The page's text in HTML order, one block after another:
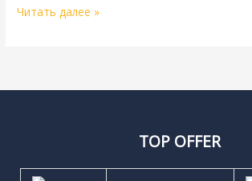
Читать далее »
TOP OFFER